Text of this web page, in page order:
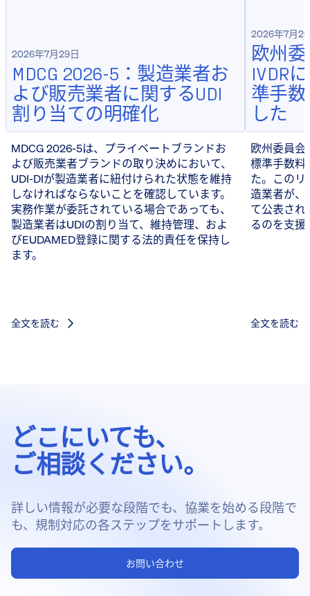
2026年7月29日
MDCG 2026-5：製造業者お
よび販売業者に関するUDI
割り当ての明確化
MDCG 2026-5は、プライベートブランドお
よび販売業者ブランドの取り決めにおいて、
UDI-DIが製造業者に紐付けられた状態を維持
しなければならないことを確認しています。
実務作業が委託されている場合であっても、
製造業者はUDIの割り当て、維持管理、およ
びEUDAMED登録に関する法的責任を保持し
ます。
全文を読む
2026年7月
欧州
IVDR
準手
した
欧州委員会
標準手数料
た。このリ
造業者が、
て公表され
るのを支援
全文を読む
どこにいても、
ご相談ください。
詳しい情報が必要な段階でも、協業を始める段階で
も、規制対応の各ステップをサポートします。
お問い合わせ